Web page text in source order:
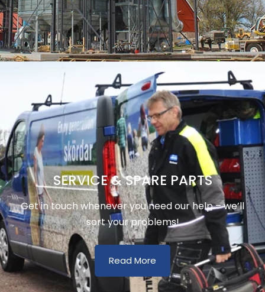
SERVICE & SPARE PARTS
Get in touch whenever you need our help – we’ll
sort your problems!
Read More